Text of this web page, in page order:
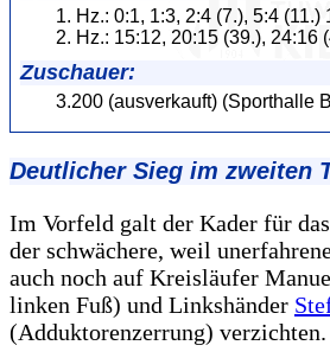
1. Hz.: 0:1, 1:3, 2:4 (7.), 5:4 (11.)
2. Hz.: 15:12, 20:15 (39.), 24:16
Zuschauer:
3.200 (ausverkauft) (Sporthalle
Deutlicher Sieg im zweiten
Im Vorfeld galt der Kader für
der schwächere, weil
auch noch auf Kreisläufer
linken Fuß) und Linkshänder
(Adduktorenzerrung) verzichten.